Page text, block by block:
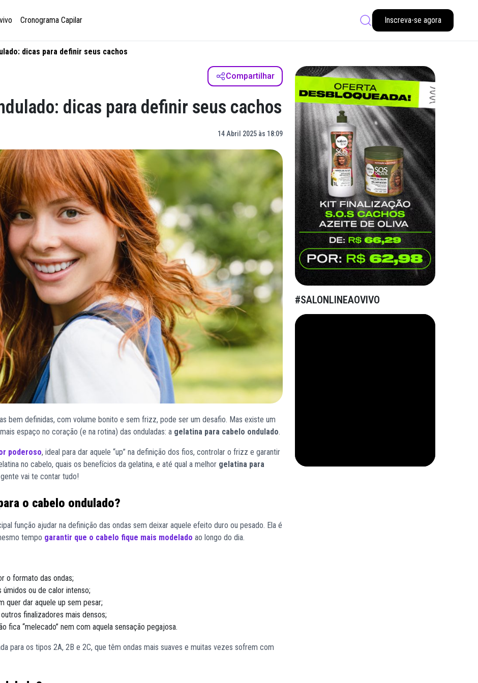
Cronograma Capilar Inscreva-se agora
dicas para definir seus cachos
Compartilhar
dicas para definir seus cachos
14 Abril 2025 às 18:09
bem definidas, com volume bonito e sem frizz, pode ser um desafio. Mas existe um
espaço no coração (e na rotina) das onduladas: a gelatina para cabelo ondulado.
poderoso, ideal para dar aquele “up” na definição dos fios, controlar o frizz e garantir
no cabelo, quais os benefícios da gelatina, e até qual a melhor gelatina para
vai te contar tudo!
o cabelo ondulado?
função ajudar na definição das ondas sem deixar aquele efeito duro ou pesado. Ela é
tempo garantir que o cabelo fique mais modelado ao longo do dia.
o formato das ondas;
ou de calor intenso;
quer dar aquele up sem pesar;
finalizadores mais densos;
fica “melecado” nem com aquela sensação pegajosa.
para os tipos 2A, 2B e 2C, que têm ondas mais suaves e muitas vezes sofrem com
#SALONLINEAOVIVO